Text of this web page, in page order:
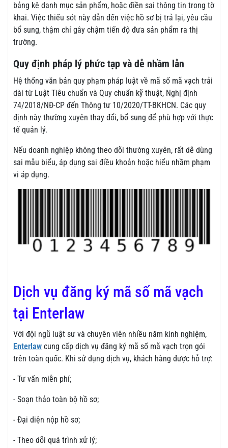
bảng kê danh mục sản phẩm, hoặc điền sai thông tin trong tờ
khai. Việc thiếu sót này dẫn đến việc hồ sơ bị trả lại, yêu cầu
bổ sung, thậm chí gây chậm tiến độ đưa sản phẩm ra thị
trường.
Quy định pháp lý phức tạp và dễ nhầm lẫn
Hệ thống văn bản quy phạm pháp luật về mã số mã vạch trải
dài từ Luật Tiêu chuẩn và Quy chuẩn kỹ thuật, Nghị định
74/2018/NĐ-CP đến Thông tư 10/2020/TT-BKHCN. Các quy
định này thường xuyên thay đổi, bổ sung để phù hợp với thực
tế quản lý.
Nếu doanh nghiệp không theo dõi thường xuyên, rất dễ dùng
sai mẫu biểu, áp dụng sai điều khoản hoặc hiểu nhầm phạm
vi áp dụng.
Dịch vụ đăng ký mã số mã vạch
tại Enterlaw
Với đội ngũ luật sư và chuyên viên nhiều năm kinh nghiệm,
Enterlaw cung cấp dịch vụ đăng ký mã số mã vạch trọn gói
trên toàn quốc. Khi sử dụng dịch vụ, khách hàng được hỗ trợ:
- Tư vấn miễn phí;
- Soạn thảo toàn bộ hồ sơ;
- Đại diện nộp hồ sơ;
- Theo dõi quá trình xử lý;